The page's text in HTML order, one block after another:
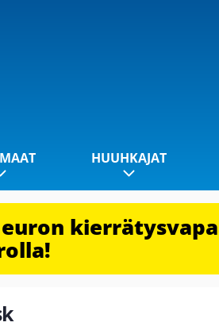
HUUHKAJAT